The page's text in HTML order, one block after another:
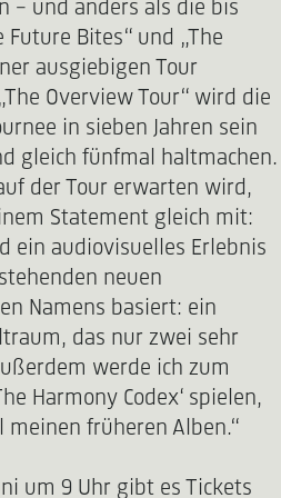
– und anders als die bis
Bites“ und „The
ausgiebigen Tour
Overview Tour“ wird die
in sieben Jahren sein
gleich fünfmal haltmachen.
der Tour erwarten wird,
Statement gleich mit:
ein audiovisuelles Erlebnis
neuen
Namens basiert: ein
das nur zwei sehr
werde ich zum
Harmony Codex‘ spielen,
meinen früheren Alben.“
um 9 Uhr gibt es Tickets